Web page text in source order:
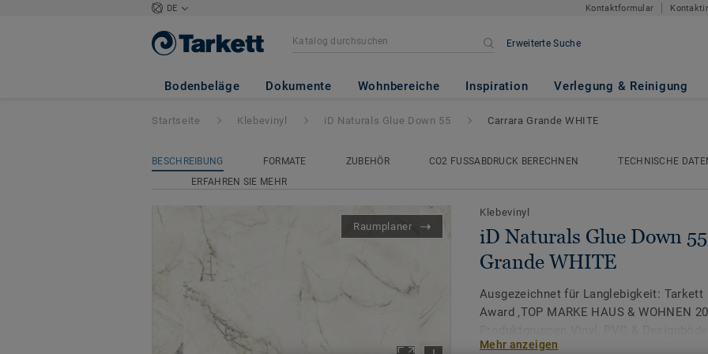
DE Kontaktformular
Erweiterte Suche
Bodenbeläge Dokumente Wohnbereiche Inspiration Verlegung & Reinigung
iD Naturals Glue Down 55 - Carrara Grande
Startseite Klebevinyl iD Naturals Glue Down 55 Carrara Grande WHITE
BESCHREIBUNG FORMATE ZUBEHÖR CO2 FUSSABDRUCK BERECHNEN
TECHNISCHE
ERFAHREN SIE MEHR
Raumplaner
Klebevinyl
iD Naturals Glue Down
Grande WHITE
Ausgezeichnet für Langlebigkeit: Tarkett
Award ‚TOP MARKE HAUS & WOHNEN
Mehr anzeigen